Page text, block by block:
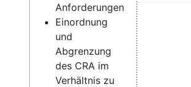
Anforderungen
Einordnung
und
Abgrenzung
des CRA im
Verhältnis zu